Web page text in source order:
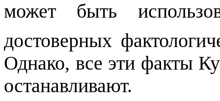
может быть
достоверных
Однако, все эти факты
останавливают.